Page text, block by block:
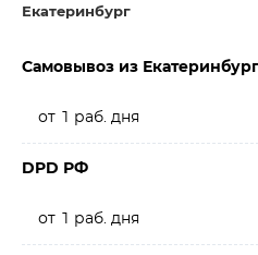
Екатеринбург
Самовывоз из
от 1 раб. дня
DPD РФ
от 1 раб. дня